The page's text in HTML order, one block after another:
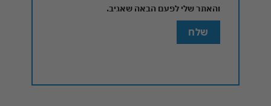
והאתר שלי לפעם הבאה שאגיב.